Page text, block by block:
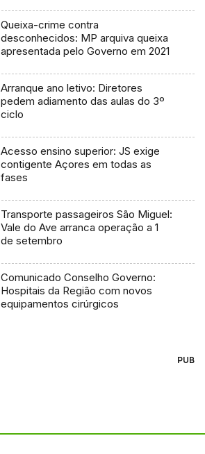
Queixa-crime contra
desconhecidos: MP arquiva queixa
apresentada pelo Governo em 2021
Arranque ano letivo: Diretores
pedem adiamento das aulas do 3º
ciclo
Acesso ensino superior: JS exige
contigente Açores em todas as
fases
Transporte passageiros São Miguel:
Vale do Ave arranca operação a 1
de setembro
Comunicado Conselho Governo:
Hospitais da Região com novos
equipamentos cirúrgicos
PUB